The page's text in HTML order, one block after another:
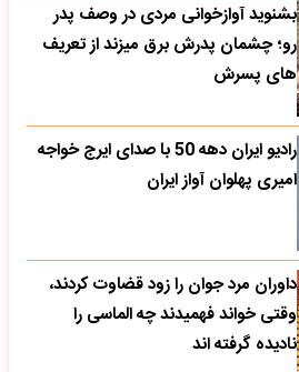
بشنوید آوازخوانی مردی در وصف پدر
رو؛ چشمان پدرش برق میزند از تعریف
های پسرش
رادیو ایران دهه 50 با صدای ایرج خواجه
امیری پهلوان آواز ایران
داوران مرد جوان را زود قضاوت کردند،
وقتی خواند فهمیدند چه الماسی را
نادیده گرفته اند